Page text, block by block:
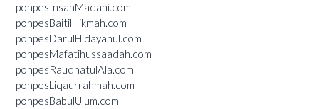
ponpesInsanMadani.com
ponpesBaitilHikmah.com
ponpesDarulHidayahul.com
ponpesMafatihussaadah.com
ponpesRaudhatulAla.com
ponpesLiqaurrahmah.com
ponpesBabulUlum.com